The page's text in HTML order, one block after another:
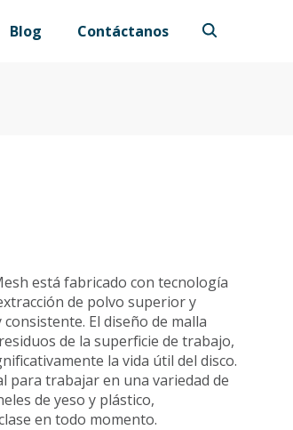
Blog Contáctanos
está fabricado con tecnología
de polvo superior y
El diseño de malla
de la superficie de trabajo,
la vida útil del disco.
para trabajar en una variedad de
de yeso y plástico,
en todo momento.